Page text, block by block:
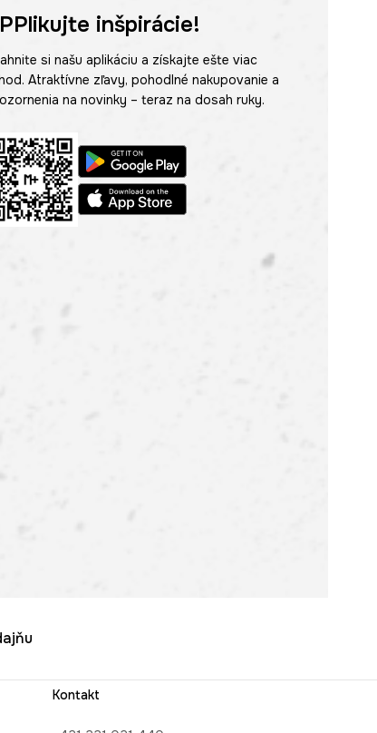
inšpirácie!
si našu aplikáciu a získajte ešte viac
Atraktívne zľavy, pohodlné nakupovanie a
na novinky – teraz na dosah ruky.
Kontakt